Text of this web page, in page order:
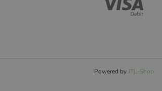
Powered byJTL-Shop